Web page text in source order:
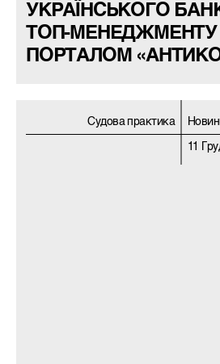
УКРАЇНСЬКОГО
ТОП-МЕНЕДЖМЕНТУ
ПОРТАЛОМ
Судова практика
11